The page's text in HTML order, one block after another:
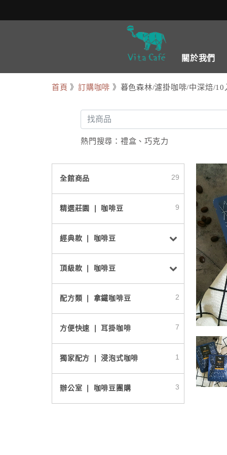
關於我們
首頁 》訂購咖啡 》暮色森林/濾掛咖啡/中深焙/10
熱門搜尋： 禮盒 、巧克力
全館商品 29
精選莊園 ❘ 咖啡豆 9
經典款 ❘ 咖啡豆
頂級款 ❘ 咖啡豆
配方類 ❘ 拿鐵咖啡豆 2
方便快速 ❘ 耳掛咖啡 7
獨家配方 ❘ 浸泡式咖啡 1
辦公室 ❘ 咖啡豆團購 3